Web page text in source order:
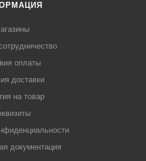
оплаты
доставки
на товар
документация